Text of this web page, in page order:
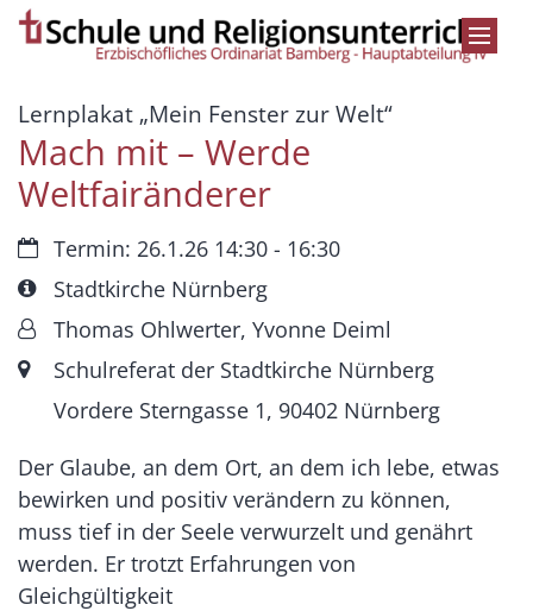
Zum Inhalt springen
Lernplakat „Mein Fenster zur Welt“:
Mach mit – Werde
Weltfairänderer
Datum:Termin: 26.1.26 14:30 - 16:30
Art bzw. Nummer:
Stadtkirche Nürnberg
Von:Thomas Ohlwerter, Yvonne Deiml
Ort: Schulreferat der Stadtkirche Nürnberg
Vordere Sterngasse 1, 90402 Nürnberg
Der Glaube, an dem Ort, an dem ich lebe, etwas
bewirken und positiv verändern zu können,
muss tief in der Seele verwurzelt und genährt
werden. Er trotzt Erfahrungen von
Gleichgültigkeit